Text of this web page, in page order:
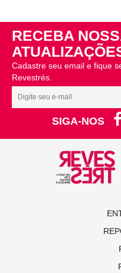
RECEBA
Cadastre seu email e fique
Revestrés.
SIGA-NOS